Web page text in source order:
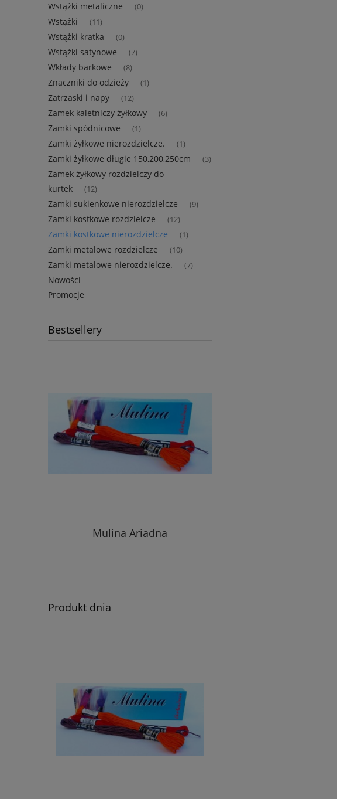
Wstążki metaliczne (0)
Wstążki (11)
Wstążki kratka (0)
Wstążki satynowe (7)
Wkłady barkowe (8)
Znaczniki do odzieży (1)
Zatrzaski i napy (12)
Zamek kaletniczy żyłkowy (6)
Zamki spódnicowe (1)
Zamki żyłkowe nierozdzielcze. (1)
Zamki żyłkowe długie 150,200,250cm (3)
Zamek żyłkowy rozdzielczy do
kurtek
(12)
Zamki sukienkowe nierozdzielcze (9)
Zamki kostkowe rozdzielcze (12)
Zamki kostkowe nierozdzielcze (1)
Zamki metalowe rozdzielcze (10)
Zamki metalowe nierozdzielcze. (7)
Nowości
Promocje
Bestsellery
Mulina Ariadna
Produkt dnia